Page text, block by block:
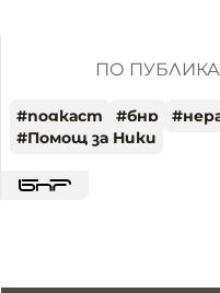
ПО
#подкаст #бнр #
#Помощ за Ники